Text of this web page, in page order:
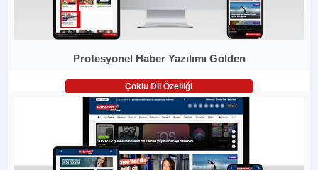
Profesyonel Haber Yazılımı Golden
Çoklu Dil Özelliği